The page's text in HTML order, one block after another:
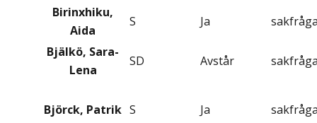
Birinxhiku,
Aida
S Ja
Bjälkö, Sara-
Lena
SD Avstår
Björck, Patrik S Ja